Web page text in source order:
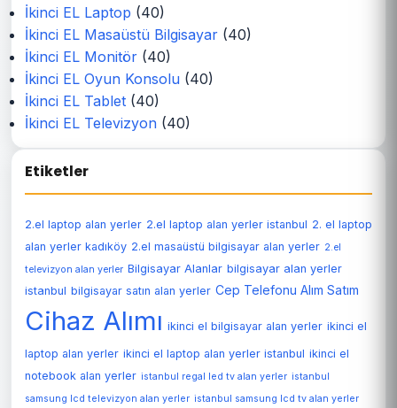
İkinci EL Laptop (40)
İkinci EL Masaüstü Bilgisayar (40)
İkinci EL Monitör (40)
İkinci EL Oyun Konsolu (40)
İkinci EL Tablet (40)
İkinci EL Televizyon (40)
Etiketler
2.el laptop alan yerler 2.el laptop alan yerler istanbul 2. el laptop
alan yerler kadıköy 2.el masaüstü bilgisayar alan yerler 2.el
televizyon alan yerler Bilgisayar Alanlar bilgisayar alan yerler
istanbul bilgisayar satın alan yerler Cep Telefonu Alım Satım
Cihaz Alımı ikinci el bilgisayar alan yerler ikinci el
laptop alan yerler ikinci el laptop alan yerler istanbul ikinci el
notebook alan yerler istanbul regal led tv alan yerler istanbul
samsung lcd televizyon alan yerler istanbul samsung lcd tv alan yerler